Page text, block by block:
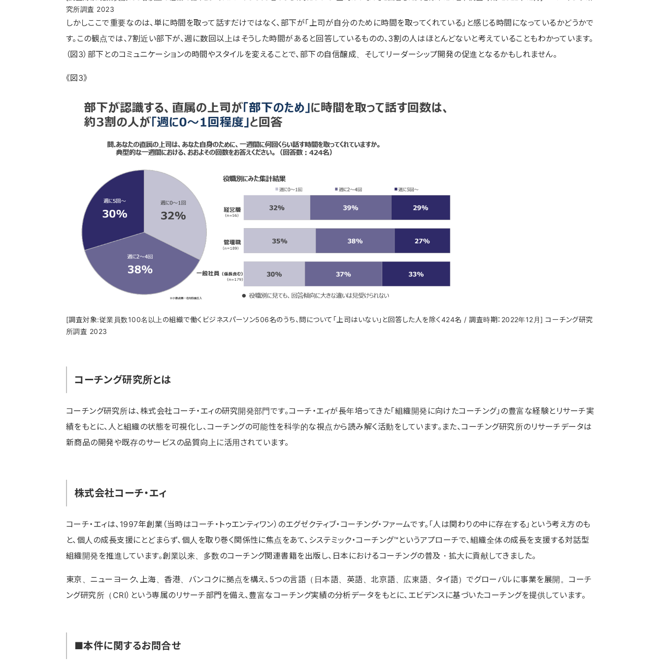
究所調査 2023
しかしここで重要なのは、単に時間を取って話すだけではなく、部下が「上司が自分のために時間を取ってくれている」と感じる時間になっているかどうかで
す。この観点では、7割近い部下が、週に数回以上はそうした時間があると回答しているものの、3割の人はほとんどないと考えていることもわかっています。
（図3）部下とのコミュニケーションの時間やスタイルを変えることで、部下の自信醸成、そしてリーダーシップ開発の促進となるかもしれません。
《図3》
[調査対象:従業員数100名以上の組織で働くビジネスパーソン506名のうち、問について「上司はいない」と回答した人を除く424名 / 調査時期：2022年12月] コーチング研究
所調査 2023
コーチング研究所とは
コーチング研究所は、株式会社コーチ・エィの研究開発部門です。コーチ・エィが長年培ってきた「組織開発に向けたコーチング」の豊富な経験とリサーチ実
績をもとに、人と組織の状態を可視化し、コーチングの可能性を科学的な視点から読み解く活動をしています。また、コーチング研究所のリサーチデータは
新商品の開発や既存のサービスの品質向上に活用されています。
株式会社コーチ・エィ
コーチ・エィは、1997年創業（当時はコーチ・トゥエンティワン）のエグゼクティブ・コーチング・ファームです。「人は関わりの中に存在する」という考え方のも
と、個人の成長支援にとどまらず、個人を取り巻く関係性に焦点をあて、システミック・コーチング™というアプローチで、組織全体の成長を支援する対話型
組織開発を推進しています。創業以来、多数のコーチング関連書籍を出版し、日本におけるコーチングの普及・拡大に貢献してきました。
東京、ニューヨーク、上海、香港、バンコクに拠点を構え、5つの言語（日本語、英語、北京語、広東語、タイ語）でグローバルに事業を展開。コーチ
ング研究所（CRI）という専属のリサーチ部門を備え、豊富なコーチング実績の分析データをもとに、エビデンスに基づいたコーチングを提供しています。
■本件に関するお問合せ